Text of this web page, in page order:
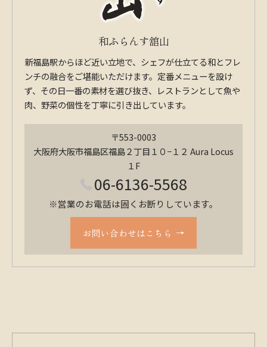
和ふらんす舘山
新福島駅からほど近い立地で、シェフが仕立てる和とフレ
ンチの融合をご堪能いただけます。定番メニューを設け
ず、その日一番の素材を選び抜き、レストランとして魚や
肉、野菜の個性を丁寧に引き出しています。
〒553-0003
大阪府大阪市福島区福島２丁目１０−１２ Aura Locus
１F
06-6136-5568
※営業のお電話は固くお断りしています。
お問い合わせはこちら